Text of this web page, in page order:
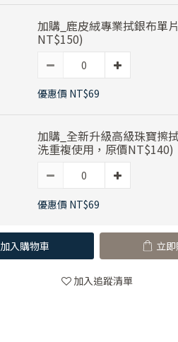
加購_鹿皮絨專業拭銀布單
NT$150)
優惠價 NT$69
加購_全新升級高級珠寶擦
洗重複使用，原價NT$140)
優惠價 NT$69
加入購物車 立
加入追蹤清單